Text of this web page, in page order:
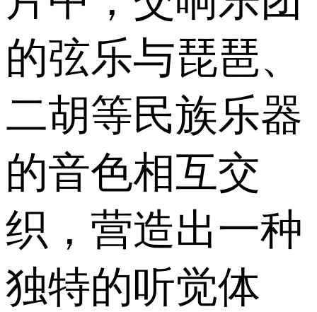
的弦乐与琵琶、
二胡等民族乐器
的音色相互交
织，营造出一种
独特的听觉体